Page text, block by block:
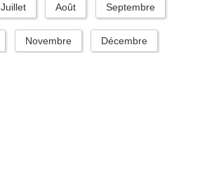
Juillet Août Septembre
Novembre Décembre